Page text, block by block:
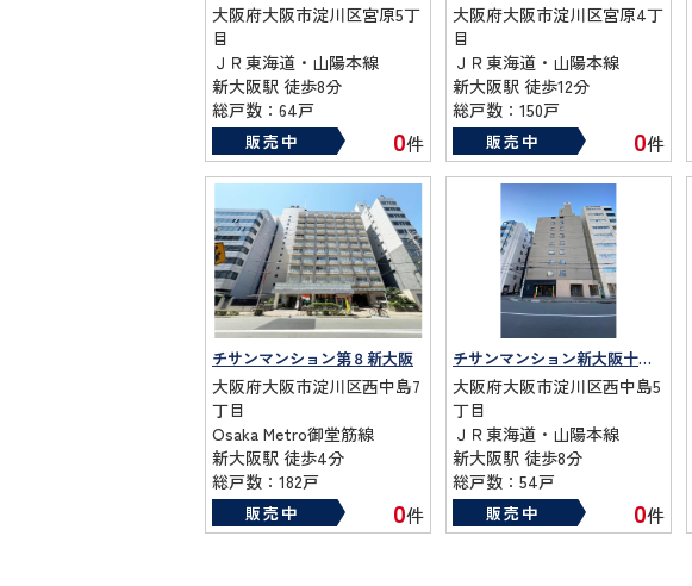
大阪府大阪市淀川区宮原5丁
目
ＪＲ東海道・山陽本線
新大阪駅 徒歩8分
総戸数：64戸
築年数：1977年
販売中 0件
大阪府大阪市淀川区宮原4丁
目
ＪＲ東海道・山陽本線
新大阪駅 徒歩12分
総戸数：150戸
築年数：1981年
販売中 0件
チサンマンション第８新大阪
大阪府大阪市淀川区西中島7
丁目
Osaka Metro御堂筋線
新大阪駅 徒歩4分
総戸数：182戸
築年数：1977年
販売中 0件
チサンマンション新大阪十番館
大阪府大阪市淀川区西中島5
丁目
ＪＲ東海道・山陽本線
新大阪駅 徒歩8分
総戸数：54戸
築年数：1980年
販売中 0件